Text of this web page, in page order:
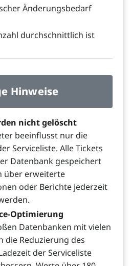
Änderungsbedarf
durchschnittlich ist
Hinweise
nicht gelöscht
beeinflusst nur die
Serviceliste. Alle Tickets
Datenbank gespeichert
über erweiterte
oder Berichte jederzeit
Optimierung
Datenbanken mit vielen
die Reduzierung des
der Serviceliste